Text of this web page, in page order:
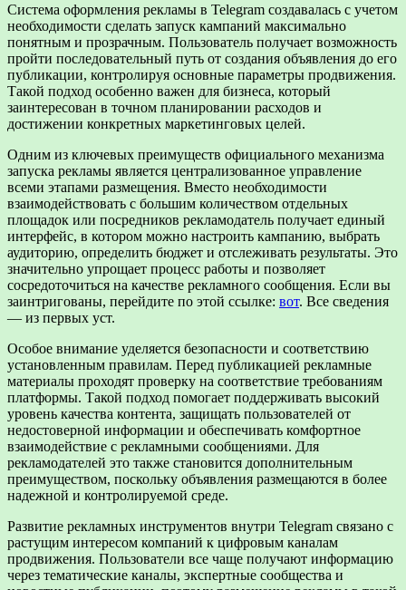
Система оформления рекламы в Telegram создавалась с учетом
необходимости сделать запуск кампаний максимально
понятным и прозрачным. Пользователь получает возможность
пройти последовательный путь от создания объявления до его
публикации, контролируя основные параметры продвижения.
Такой подход особенно важен для бизнеса, который
заинтересован в точном планировании расходов и
достижении конкретных маркетинговых целей.
Одним из ключевых преимуществ официального механизма
запуска рекламы является централизованное управление
всеми этапами размещения. Вместо необходимости
взаимодействовать с большим количеством отдельных
площадок или посредников рекламодатель получает единый
интерфейс, в котором можно настроить кампанию, выбрать
аудиторию, определить бюджет и отслеживать результаты. Это
значительно упрощает процесс работы и позволяет
сосредоточиться на качестве рекламного сообщения. Если вы
заинтригованы, перейдите по этой ссылке: вот. Все сведения
— из первых уст.
Особое внимание уделяется безопасности и соответствию
установленным правилам. Перед публикацией рекламные
материалы проходят проверку на соответствие требованиям
платформы. Такой подход помогает поддерживать высокий
уровень качества контента, защищать пользователей от
недостоверной информации и обеспечивать комфортное
взаимодействие с рекламными сообщениями. Для
рекламодателей это также становится дополнительным
преимуществом, поскольку объявления размещаются в более
надежной и контролируемой среде.
Развитие рекламных инструментов внутри Telegram связано с
растущим интересом компаний к цифровым каналам
продвижения. Пользователи все чаще получают информацию
через тематические каналы, экспертные сообщества и